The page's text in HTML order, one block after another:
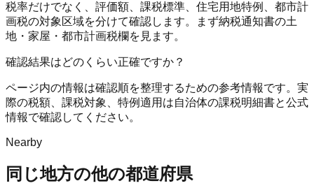
税率だけでなく、評価額、課税標準、住宅用地特例、都市計
画税の対象区域を分けて確認します。まず納税通知書の土
地・家屋・都市計画税欄を見ます。
確認結果はどのくらい正確ですか？
ページ内の情報は確認順を整理するための参考情報です。実
際の税額、課税対象、特例適用は自治体の課税明細書と公式
情報で確認してください。
Nearby
同じ地方の他の都道府県